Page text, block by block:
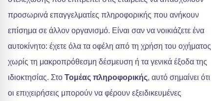
προσωρινά επαγγελματίες πληροφορικής που ανήκουν
επίσημα σε άλλον οργανισμό. Είναι σαν να νοικιάζετε ένα
αυτοκίνητο: έχετε όλα τα οφέλη από τη χρήση του οχήματος
χωρίς τη μακροπρόθεσμη δέσμευση ή τα γενικά έξοδα της
ιδιοκτησίας. Στο Τομέας πληροφορικής, αυτό σημαίνει ότι
οι επιχειρήσεις μπορούν να φέρουν εξειδικευμένες